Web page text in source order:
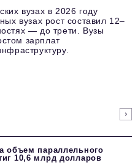
вузах в 2026 году
вузах рост составил 12–
— до трети. Вузы
зарплат
объем параллельного
10,6 млрд долларов